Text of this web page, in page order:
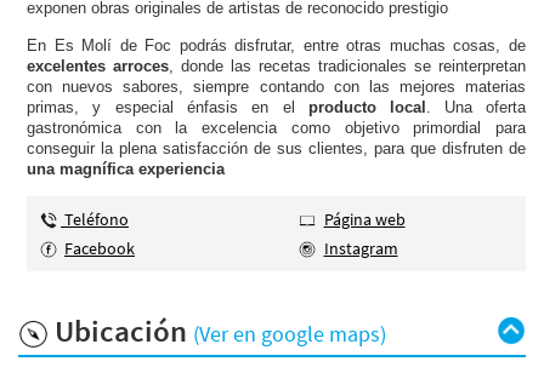
exponen obras originales de artistas de reconocido prestigio
En Es Molí de Foc podrás disfrutar, entre otras muchas cosas, de
excelentes arroces, donde las recetas tradicionales se reinterpretan
con nuevos sabores, siempre contando con las mejores materias
primas, y especial énfasis en el producto local .
Una oferta
gastronómica con la excelencia como objetivo primordial para
conseguir la plena satisfacción de sus clientes, para que disfruten de
una magnífica experiencia
Teléfono
Página web
Facebook
Instagram
Ubicación (Ver en google maps)